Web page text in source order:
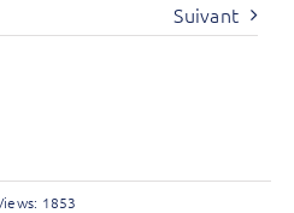
Suivant
1853